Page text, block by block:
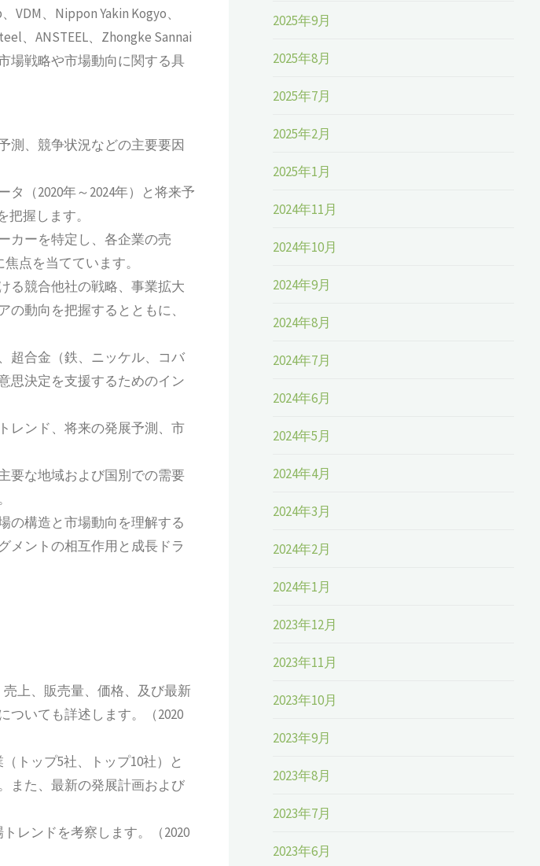
、Nippon Yakin Kogyo、
、ANSTEEL、Zhongke Sannai
場戦略や市場動向に関する具
測、競争状況などの主要要因
（2020年～2024年）と将来予
握します。
カーを特定し、各企業の売
点を当てています。
る競合他社の戦略、事業拡大
動向を把握するとともに、
超合金（鉄、ニッケル、コバ
思決定を支援するためのイン
レンド、将来の発展予測、市
要な地域および国別での需要
の構造と市場動向を理解する
メントの相互作用と成長ドラ
上、販売量、価格、及び最新
ついても詳述します。（2020
トップ5社、トップ10社）と
また、最新の発展計画および
レンドを考察します。（2020
2025年9月
2025年8月
2025年7月
2025年2月
2025年1月
2024年11月
2024年10月
2024年9月
2024年8月
2024年7月
2024年6月
2024年5月
2024年4月
2024年3月
2024年2月
2024年1月
2023年12月
2023年11月
2023年10月
2023年9月
2023年8月
2023年7月
2023年6月